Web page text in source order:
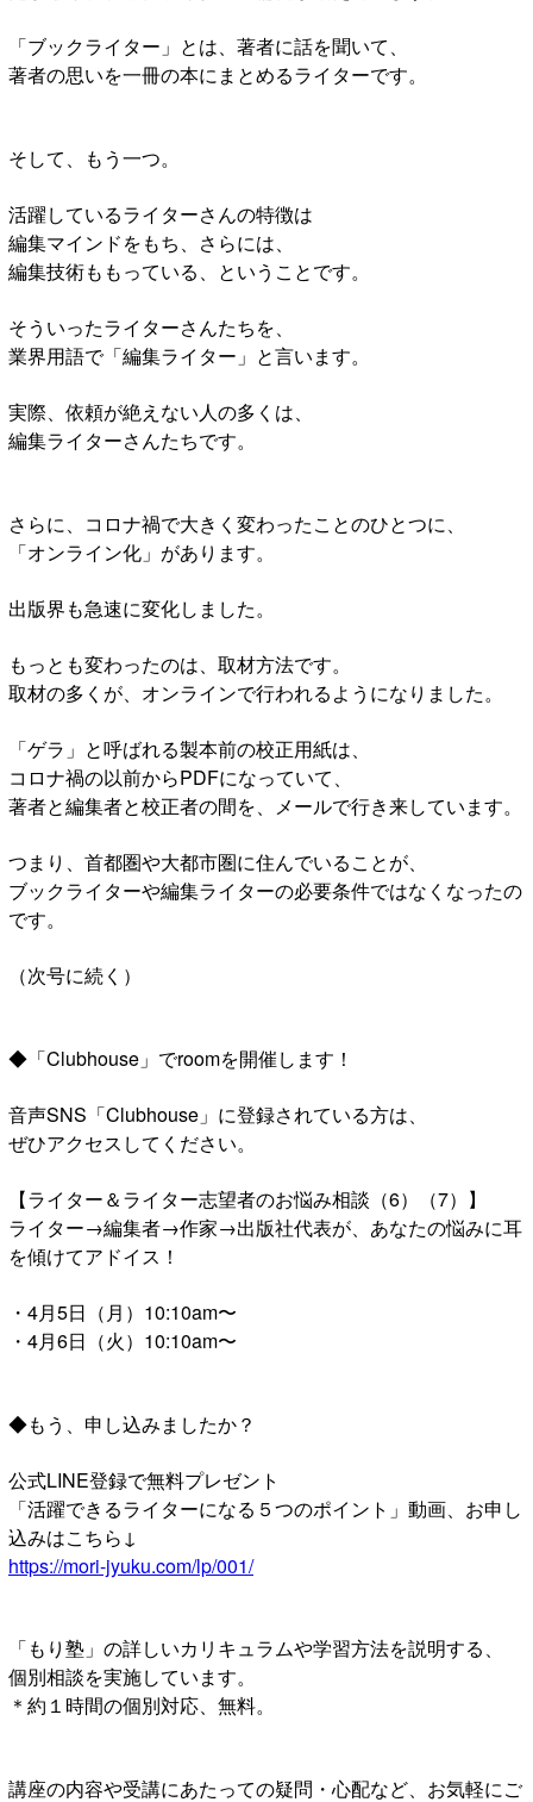
「ブックライター」とは、著者に話を聞いて、
著者の思いを一冊の本にまとめるライターです。
そして、もう一つ。
活躍しているライターさんの特徴は
編集マインドをもち、さらには、
編集技術ももっている、ということです。
そういったライターさんたちを、
業界用語で「編集ライター」と言います。
実際、依頼が絶えない人の多くは、
編集ライターさんたちです。
さらに、コロナ禍で大きく変わったことのひとつに、
「オンライン化」があります。
出版界も急速に変化しました。
もっとも変わったのは、取材方法です。
取材の多くが、オンラインで行われるようになりました。
「ゲラ」と呼ばれる製本前の校正用紙は、
コロナ禍の以前からPDFになっていて、
著者と編集者と校正者の間を、メールで行き来しています。
つまり、首都圏や大都市圏に住んでいることが、
ブックライターや編集ライターの必要条件ではなくなったの
です。
（次号に続く）
◆「Clubhouse」でroomを開催します！
音声SNS「Clubhouse」に登録されている方は、
ぜひアクセスしてください。
【ライター＆ライター志望者のお悩み相談（6）（7）】
ライター→編集者→作家→出版社代表が、あなたの悩みに耳
を傾けてアドイス！
・4月5日（月）10:10am〜
・4月6日（火）10:10am〜
◆もう、申し込みましたか？
公式LINE登録で無料プレゼント
「活躍できるライターになる５つのポイント」動画、お申し
込みはこちら↓
https://mori-jyuku.com/lp/001/
「もり塾」の詳しいカリキュラムや学習方法を説明する、
個別相談を実施しています。
＊約１時間の個別対応、無料。
講座の内容や受講にあたっての疑問・心配など、お気軽にご